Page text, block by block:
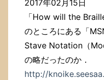
2017年02月15日
「How will the
のところにある「
Stave Notation（
の略だったのか．
http://